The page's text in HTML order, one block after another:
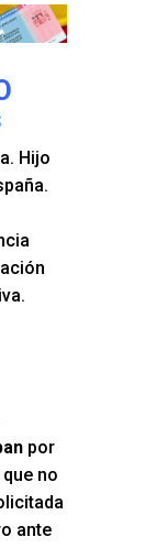
Hijo
por
no
ante